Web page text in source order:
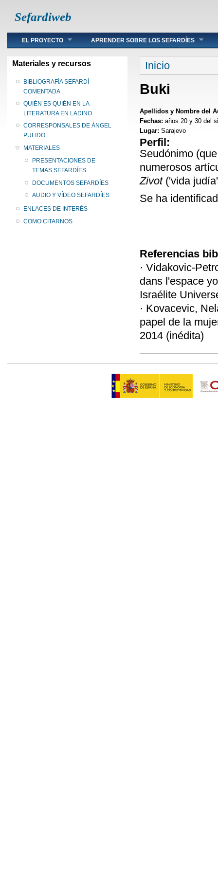
Sefardiweb
Main menu
EL PROYECTO APRENDER SOBRE LOS SEFARDÍES
Materiales y recursos
BIBLIOGRAFÍA SEFARDÍ
COMENTADA
QUIÉN ES QUIÉN EN LA
LITERATURA EN LADINO
CORRESPONSALES DE ÁNGEL
PULIDO
MATERIALES
PRESENTACIONES DE
TEMAS SEFARDÍES
DOCUMENTOS SEFARDÍES
AUDIO Y VÍDEO SEFARDÍES
ENLACES DE INTERÉS
COMO CITARNOS
Se encuentra
Inicio
Buki
Apellidos y Nombre del
Fechas: años 20 y 30 del
Lugar: Sarajevo
Perfil:
Seudónimo
numerosos
Zivot ('vida
Se ha
Referencias
· Vidakovic-
dans l'espace
Israélite
· Kovacevic,
papel de la
2014 (inédita)